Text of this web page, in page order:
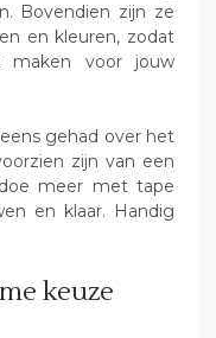
Bovendien zijn ze
en kleuren, zodat
voor jouw
gehad over het
zijn van een
meer met tape
en klaar. Handig
keuze